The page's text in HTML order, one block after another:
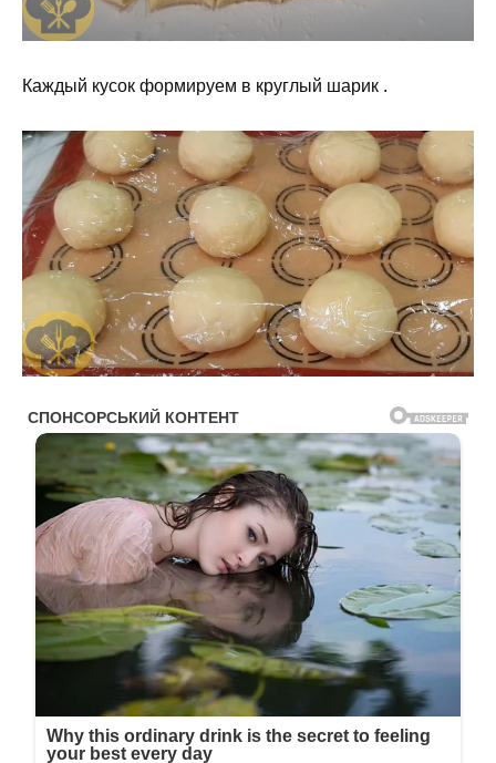
Каждый кусок формируем в круглый шарик .